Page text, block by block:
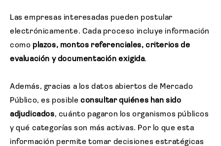
Las empresas interesadas pueden postular
electrónicamente. Cada proceso incluye información
como plazos, montos referenciales, criterios de
evaluación y documentación exigida.
Además, gracias a los datos abiertos de Mercado
Público, es posible consultar quiénes han sido
adjudicados, cuánto pagaron los organismos públicos
y qué categorías son más activas. Por lo que esta
información permite tomar decisiones estratégicas